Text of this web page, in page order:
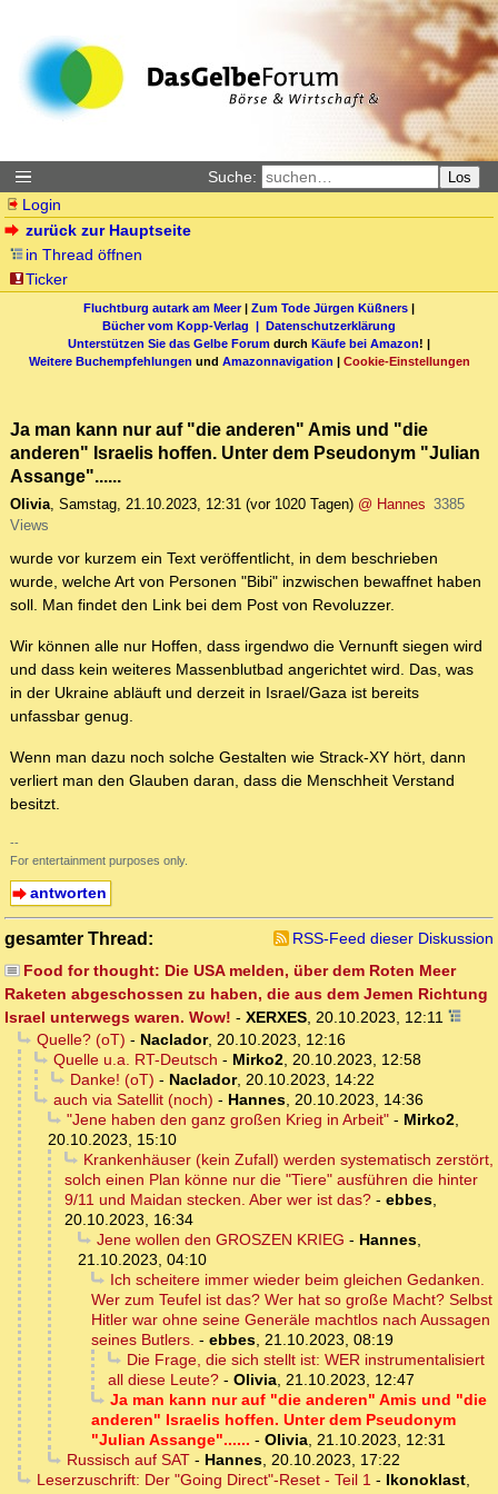
Suche: Los
Login
zurück zur Hauptseite
in Thread öffnen
Ticker
Fluchtburg autark am Meer| Zum Tode Jürgen Küßners |
Bücher vom Kopp-Verlag | Datenschutzerklärung
Unterstützen Sie das Gelbe Forum durch Käufe bei Amazon! |
Weitere Buchempfehlungen und Amazonnavigation | Cookie-Einstellungen
Ja man kann nur auf "die anderen" Amis und "die
anderen" Israelis hoffen. Unter dem Pseudonym "Julian
Assange"......
Olivia, Samstag, 21.10.2023, 12:31 (vor 1020 Tagen) @ Hannes 3385
Views
wurde vor kurzem ein Text veröffentlicht, in dem beschrieben
wurde, welche Art von Personen "Bibi" inzwischen bewaffnet haben
soll. Man findet den Link bei dem Post von Revoluzzer.
Wir können alle nur Hoffen, dass irgendwo die Vernunft siegen wird
und dass kein weiteres Massenblutbad angerichtet wird. Das, was
in der Ukraine abläuft und derzeit in Israel/Gaza ist bereits
unfassbar genug.
Wenn man dazu noch solche Gestalten wie Strack-XY hört, dann
verliert man den Glauben daran, dass die Menschheit Verstand
besitzt.
--
For entertainment purposes only.
antworten
gesamter Thread:
RSS-Feed dieser Diskussion
Food for thought: Die USA melden, über dem Roten Meer
Raketen abgeschossen zu haben, die aus dem Jemen Richtung
Israel unterwegs waren. Wow! - XERXES, 20.10.2023, 12:11
Quelle? (oT) - Naclador, 20.10.2023, 12:16
Quelle u.a. RT-Deutsch - Mirko2, 20.10.2023, 12:58
Danke! (oT) - Naclador, 20.10.2023, 14:22
auch via Satellit (noch) - Hannes, 20.10.2023, 14:36
"Jene haben den ganz großen Krieg in Arbeit"- Mirko2,
20.10.2023, 15:10
Krankenhäuser (kein Zufall) werden systematisch zerstört,
solch einen Plan könne nur die "Tiere" ausführen die hinter
9/11 und Maidan stecken. Aber wer ist das? - ebbes,
20.10.2023, 16:34
Jene wollen den GROSZEN KRIEG - Hannes,
21.10.2023, 04:10
Ich scheitere immer wieder beim gleichen Gedanken.
Wer zum Teufel ist das? Wer hat so große Macht? Selbst
Hitler war ohne seine Generäle machtlos nach Aussagen
seines Butlers. - ebbes, 21.10.2023, 08:19
Die Frage, die sich stellt ist: WER instrumentalisiert
all diese Leute? - Olivia, 21.10.2023, 12:47
Ja man kann nur auf "die anderen" Amis und "die
anderen" Israelis hoffen. Unter dem Pseudonym
"Julian Assange"...... - Olivia, 21.10.2023, 12:31
Russisch auf SAT- Hannes, 20.10.2023, 17:22
Leserzuschrift: Der "Going Direct"-Reset - Teil 1- Ikonoklast,